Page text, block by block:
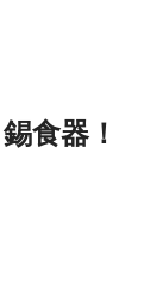
食器！